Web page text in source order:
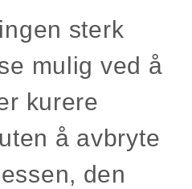
sterk
mulig ved å
kurere
å avbryte
den